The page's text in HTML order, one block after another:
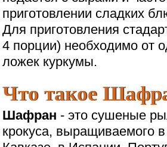
приготовлении сладких
Для приготовления
4 порции) необходимо от
ложек куркумы.
Что такое
Шафран - это сушеные
крокуса, выращиваемого